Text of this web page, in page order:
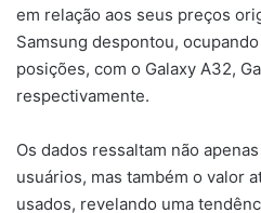
em relação aos seus preços
Samsung despontou,
posições, com o Galaxy A32,
respectivamente.
Os dados ressaltam não
usuários, mas também o valor
usados, revelando uma